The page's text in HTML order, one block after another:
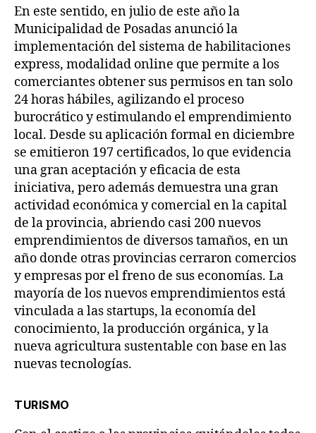
En este sentido, en julio de este año la
Municipalidad de Posadas anunció la
implementación del sistema de habilitaciones
express, modalidad online que permite a los
comerciantes obtener sus permisos en tan solo
24 horas hábiles, agilizando el proceso
burocrático y estimulando el emprendimiento
local. Desde su aplicación formal en diciembre
se emitieron 197 certificados, lo que evidencia
una gran aceptación y eficacia de esta
iniciativa, pero además demuestra una gran
actividad económica y comercial en la capital
de la provincia, abriendo casi 200 nuevos
emprendimientos de diversos tamaños, en un
año donde otras provincias cerraron comercios
y empresas por el freno de sus economías. La
mayoría de los nuevos emprendimientos está
vinculada a las startups, la economía del
conocimiento, la producción orgánica, y la
nueva agricultura sustentable con base en las
nuevas tecnologías.
TURISMO